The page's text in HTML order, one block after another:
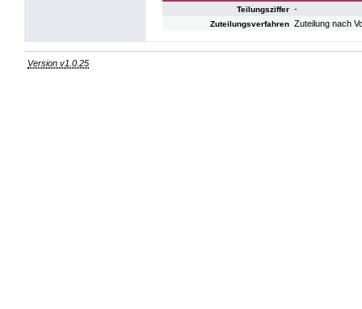
Teilungsziffer -
Zuteilungsverfahren Zuteilung nach
Version v1.0.25